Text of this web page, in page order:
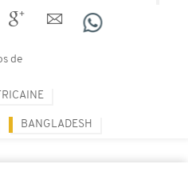
de
BANGLADESH